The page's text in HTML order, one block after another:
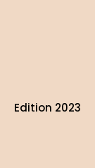
Edition 2023